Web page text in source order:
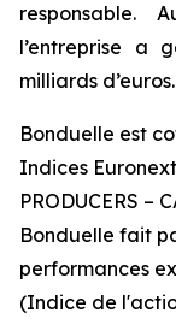
responsable.
l’entreprise a
milliards d’euros.
Bonduelle est
Indices
PRODUCERS –
Bonduelle fait
performances
(Indice de